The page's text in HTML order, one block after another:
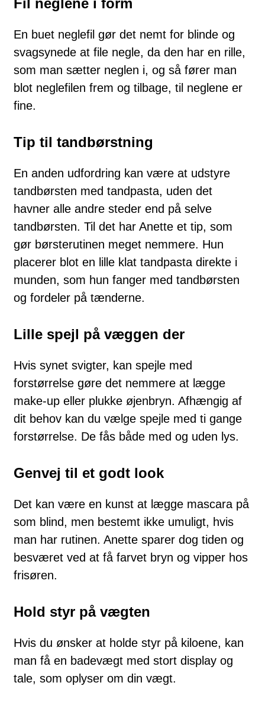
En buet neglefil gør det nemt for blinde og
svagsynede at file negle, da den har en rille,
som man sætter neglen i, og så fører man
blot neglefilen frem og tilbage, til neglene er
fine.
Tip til tandbørstning
En anden udfordring kan være at udstyre
tandbørsten med tandpasta, uden det
havner alle andre steder end på selve
tandbørsten. Til det har Anette et tip, som
gør børsterutinen meget nemmere. Hun
placerer blot en lille klat tandpasta direkte i
munden, som hun fanger med tandbørsten
og fordeler på tænderne.
Lille spejl på væggen der
Hvis synet svigter, kan spejle med
forstørrelse gøre det nemmere at lægge
make-up eller plukke øjenbryn. Afhængig af
dit behov kan du vælge spejle med ti gange
forstørrelse. De fås både med og uden lys.
Genvej til et godt look
Det kan være en kunst at lægge mascara på
som blind, men bestemt ikke umuligt, hvis
man har rutinen. Anette sparer dog tiden og
besværet ved at få farvet bryn og vipper hos
frisøren.
Hold styr på vægten
Hvis du ønsker at holde styr på kiloene, kan
man få en badevægt med stort display og
tale, som oplyser om din vægt.